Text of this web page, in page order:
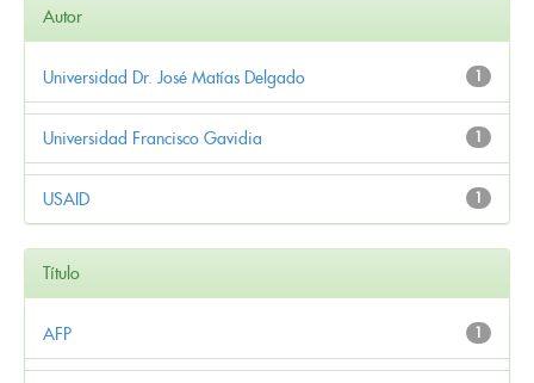
Autor
1
Universidad Dr. José Matías Delgado
1
Universidad Francisco Gavidia
1
USAID
Título
1
AFP